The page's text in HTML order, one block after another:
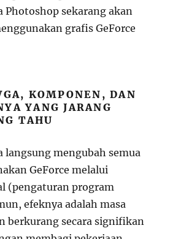
Photoshop sekarang akan
grafis GeForce
KOMPONEN, DAN
YANG JARANG
TAHU
langsung mengubah semua
GeForce melalui
(pengaturan program
efeknya adalah masa
berkurang secara signifikan